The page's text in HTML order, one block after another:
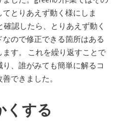
とりあえず動く様にしま
認したら、とりあえず動く
ので修正できる箇所はある
す。 これを繰り返すことで
、誰がみても簡単に解るコ
できました。
くする